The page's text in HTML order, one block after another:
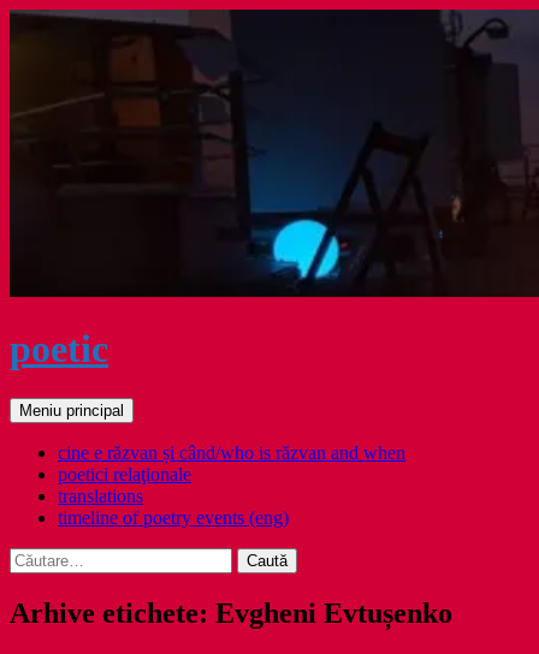
poetic
Caută
Meniu principal
cine e răzvan și când/who is răzvan and when
poetici relaţionale
translations
timeline of poetry events (eng)
Caută
după:
Arhive etichete: Evgheni Evtușenko